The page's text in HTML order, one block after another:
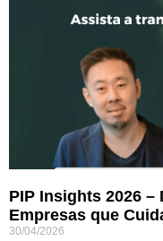
PIP Insights 2026 –
Empresas que
30/04/2026